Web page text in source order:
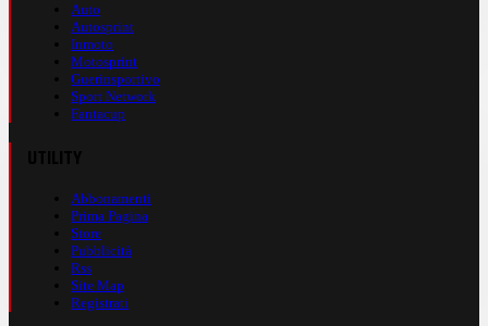
Auto
Autosprint
Inmoto
Motosprint
Guerinsportivo
Sport Network
Fantacup
Abbonamenti
Prima Pagina
Store
Pubblicità
Rss
Site Map
Registrati